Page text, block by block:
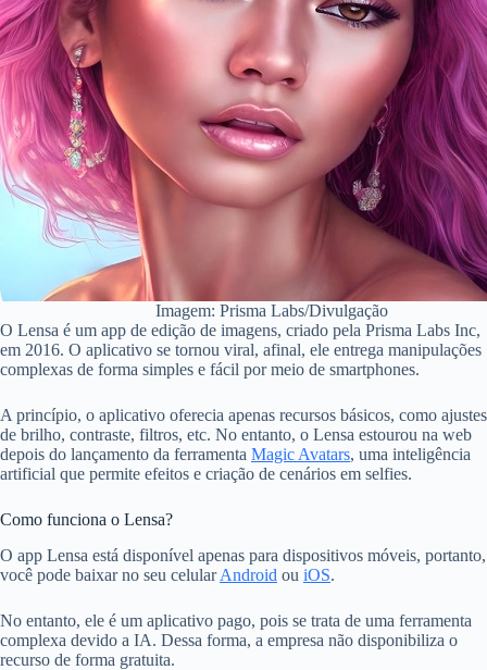
Imagem: Prisma Labs/Divulgação
O Lensa é um app de edição de imagens, criado pela Prisma Labs Inc,
em 2016. O aplicativo se tornou viral, afinal, ele entrega manipulações
complexas de forma simples e fácil por meio de smartphones.
A princípio, o aplicativo oferecia apenas recursos básicos, como ajustes
de brilho, contraste, filtros, etc. No entanto, o Lensa estourou na web
depois do lançamento da ferramenta Magic Avatars, uma inteligência
artificial que permite efeitos e criação de cenários em selfies.
Como funciona o Lensa?
O app Lensa está disponível apenas para dispositivos móveis, portanto,
você pode baixar no seu celularAndroid ou iOS.
No entanto, ele é um aplicativo pago, pois se trata de uma ferramenta
complexa devido a IA. Dessa forma, a empresa não disponibiliza o
recurso de forma gratuita.